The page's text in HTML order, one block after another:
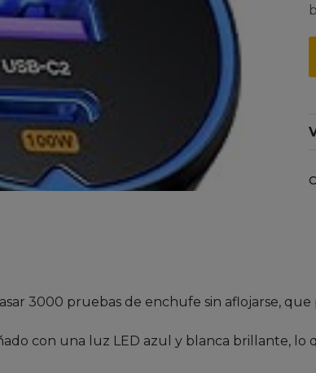
3000 pruebas de enchufe sin aflojarse,
con una luz LED azul y blanca brillante,